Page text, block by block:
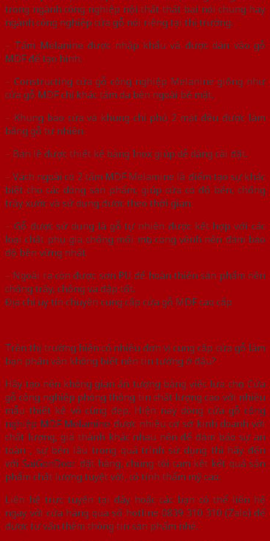
trong ngành công nghiệp nội thất thất bại nói chung hay
ngành công nghiệp cửa gỗ nói riêng tại thị trường.
– Tấm Melanine được nhập khẩu và được dán vào gỗ
MDF để tạo hình.
– Constructing cửa gỗ công nghiệp Melanine giống như
cửa gỗ MDF chỉ khác tấm da bên ngoài bề mặt.
– Khung bao cửa và khung chỉ phủ 2 mặt đều được làm
bằng gỗ tự nhiên.
– Bản lề được thiết kế bằng Inox giúp dễ dàng cài đặt.
– Vách ngoài có 2 tấm MDF Melamine là điểm tạo sự khác
biệt cho các dòng sản phẩm, giúp cửa có độ bền, chống
trầy xước và sử dụng được theo thời gian.
– Gỗ được sử dụng là gỗ tự nhiên được kết hợp với các
loại chất phụ gia chống mối mọt, cong vênh nên đảm bảo
độ bền vững nhất.
– Ngoài ra còn được sơn PU để hoàn thiện sản phẩm nên
chống trầy, chống va đập tốt.
Địa chỉ uy tín chuyên cung cấp cửa gỗ MDF cao cấp
Trên thị trường hiện có nhiều đơn vị cung cấp cửa gỗ làm
bạn phân vân không biết nên tin tưởng ở đâu?
Hãy tạo nên không gian ấn tượng bằng việc lựa chọn Cửa
gỗ công nghiệp phòng thông tin chất lượng cao với nhiều
mẫu thiết kế vô cùng đẹp. Hiện nay dòng cửa gỗ công
nghiệp MDF Melamine được nhiều cơ sở kinh doanh với
chất lượng, giá thành khác nhau nên để đảm bảo sự an
toàn , sự bền lâu trong quá trình sử dụng thì hãy đến
vớiSaiGonDoor đặt hàng, chúng tôi cam kết kết quả sản
phẩm chất lượng tuyệt vời, có tính thẩm mỹ cao.
Liên hệ trực tuyến tại đây hoặc các bạn có thể liên hệ
ngay với cửa hàng qua số hotline 0839 310 310 (Zalo) để
được tư vấn thêm thông tin sản phẩm nhé.